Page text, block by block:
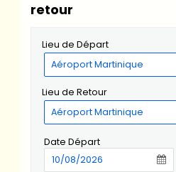
retour
Lieu de Départ
Lieu de Retour
Date Départ